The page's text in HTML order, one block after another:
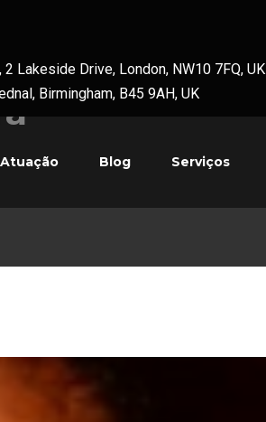
Lakeside Drive, London, NW10 7FQ, UK
Birmingham, B45 9AH, UK
Blog Serviços